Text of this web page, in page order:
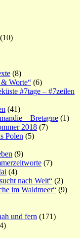
(10)
(8)
& Worte“ (6)
#7tage – #7zeilen
(41)
– Bretagne (1)
2018 (7)
Polen (5)
(9)
(7)
(4)
nach Welt“ (2)
im Waldmeer“ (9)
und fern (171)